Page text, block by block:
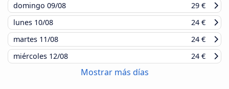
domingo 09/08
29 €
lunes 10/08
24 €
martes 11/08
24 €
miércoles 12/08 24 €
Mostrar más días